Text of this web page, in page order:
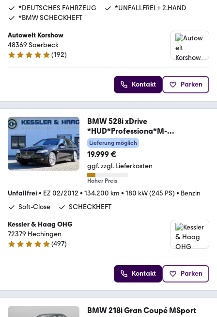
*DEUTSCHES FAHRZEUG
*UNFALLFREI + 2.HAND
*BMW SCHECKHEFT
Autowelt Korshow
48369 Saerbeck
4.9 Sterne
(192)
Kontakt Parken
BMW 528i xDrive
*HUD*Professiona*M-
Sport*SOFTCLOSE*
Lieferung möglich
19.999 €
ggf. zzgl. Lieferkosten
Hoher Preis
Unfallfrei • EZ 02/2012 • 134.200 km • 180 kW (245 PS) • Benzin
Soft-Close
SCHECKHEFT
Kessler & Haag OHG
72379 Hechingen
4.9 Sterne
(497)
Kontakt Parken
BMW 218i Gran Coupé MSport